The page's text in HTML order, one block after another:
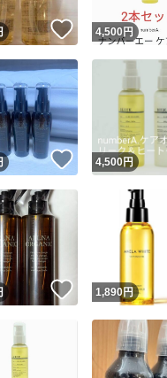
いいね！
4,500 円
いいね！
4,500円
いいね！
1,890円